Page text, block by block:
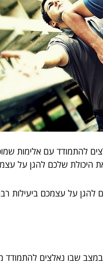
להתמודד עם אלימות
היכולת שלכם להגן על
שנזכיר ויכולות לאפשר לכם להגן
שבו נאלצים